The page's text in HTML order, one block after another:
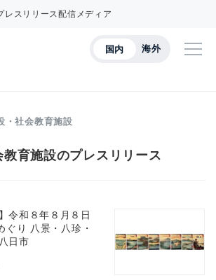
レスリリース配信メディア
国内 海外
・社会教育施設
育施設のプレスリリース
令和８年８月８日
ぐり 八景・八珍・
日市